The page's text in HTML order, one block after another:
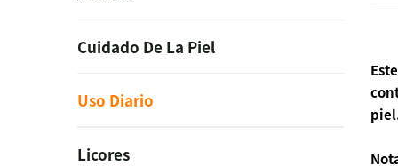
Cuidado De La Piel
Uso Diario
Licores